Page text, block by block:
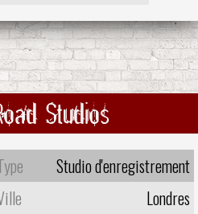
Studios
Studio d'enregistrement
Londres